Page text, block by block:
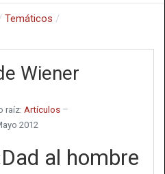
Temáticos
Wiener
raíz: Artículos
2012
al hombre